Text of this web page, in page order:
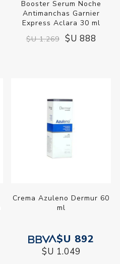
Booster Serum Noche
Antimanchas Garnier
Express Aclara 30 ml
$U 1.269 $U 888
Crema Azuleno Dermur 60
ml
$U 892
$U 1.049